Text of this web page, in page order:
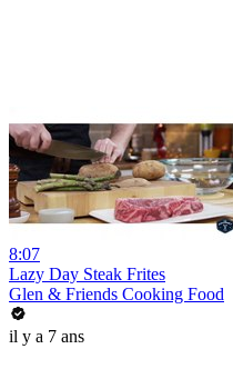
8:07
Lazy Day Steak Frites
Glen & Friends Cooking Food
il y a 7 ans